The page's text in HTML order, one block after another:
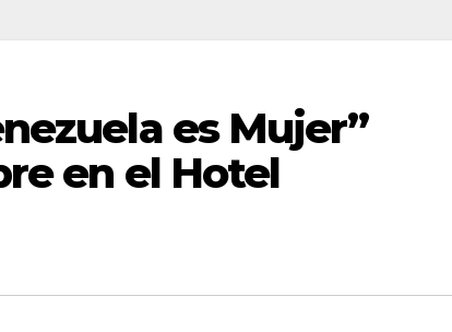
es Mujer”
en el Hotel